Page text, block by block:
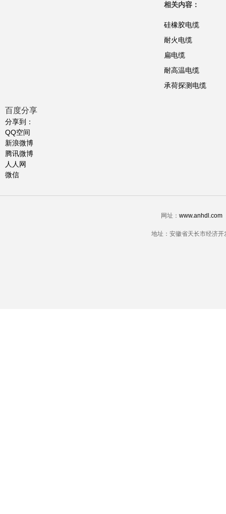
相关内容：
硅橡胶电缆
耐火电缆
扁电缆
耐高温电缆
承荷探测电缆
百度分享
分享到：
QQ空间
新浪微博
腾讯微博
人人网
微信
网址： www.anhdl.com
地址：安徽省天长市经济